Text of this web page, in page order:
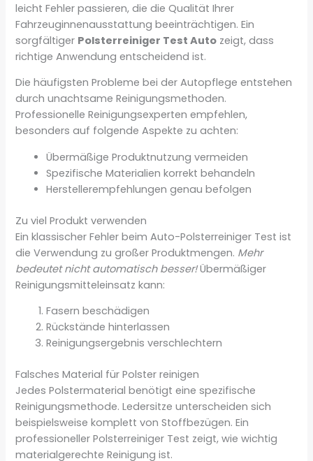
leicht Fehler passieren, die die Qualität Ihrer
Fahrzeuginnenausstattung beeinträchtigen. Ein
sorgfältiger Polsterreiniger Test Auto zeigt, dass
richtige Anwendung entscheidend ist.
Die häufigsten Probleme bei der Autopflege entstehen
durch unachtsame Reinigungsmethoden.
Professionelle Reinigungsexperten empfehlen,
besonders auf folgende Aspekte zu achten:
Übermäßige Produktnutzung vermeiden
Spezifische Materialien korrekt behandeln
Herstellerempfehlungen genau befolgen
Zu viel Produkt verwenden
Ein klassischer Fehler beim Auto-Polsterreiniger Test ist
die Verwendung zu großer Produktmengen. Mehr
bedeutet nicht automatisch besser!Übermäßiger
Reinigungsmitteleinsatz kann:
Fasern beschädigen
Rückstände hinterlassen
Reinigungsergebnis verschlechtern
Falsches Material für Polster reinigen
Jedes Polstermaterial benötigt eine spezifische
Reinigungsmethode. Ledersitze unterscheiden sich
beispielsweise komplett von Stoffbezügen. Ein
professioneller Polsterreiniger Test zeigt, wie wichtig
materialgerechte Reinigung ist.